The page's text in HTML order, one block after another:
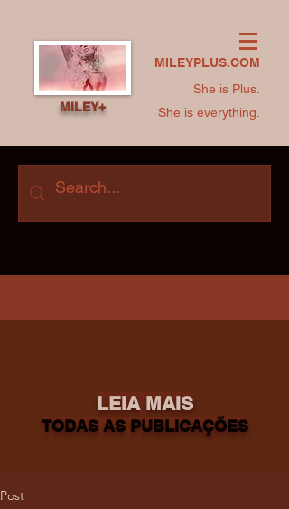
MILEYPLUS.COM
She is Plus.
She is everything.
MILEY+
LEIA MAIS
TODAS AS PUBLICAÇÕES
Post